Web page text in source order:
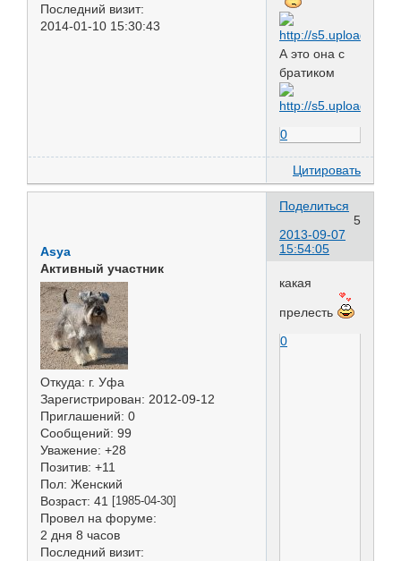
Последний визит:
2014-01-10 15:30:43
А это она с
братиком
0
Цитировать
Поделиться
5
2013-09-07
15:54:05
Asya
Активный участник
Откуда: г. Уфа
Зарегистрирован: 2012-09-12
Приглашений: 0
Сообщений: 99
Уважение: +28
Позитив: +11
Пол: Женский
Возраст: 41 [1985-04-30]
Провел на форуме:
2 дня 8 часов
Последний визит:
какая
прелесть
0